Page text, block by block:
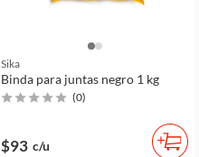
Sika
Binda para juntas negro 1 kg
(0)
$93 c/u